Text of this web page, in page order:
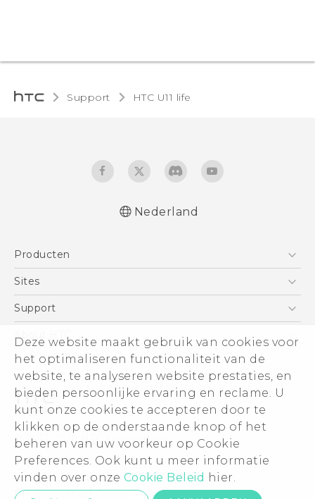
Deze website maakt gebruik van cookies voor
het optimaliseren functionaliteit van de
website, te analyseren website prestaties, en
bieden persoonlijke ervaring en reclame. U
kunt onze cookies te accepteren door te
klikken op de onderstaande knop of het
beheren van uw voorkeur op Cookie
Preferences. Ook kunt u meer informatie
vinden over onze Cookie Beleid hier.
Support HTC U11 life‎
Nederlands - Gebruikershandleiding
wettelijke voorschriften
behördliche Bestimmungen
English - Quick start guide
English - User manual
English - Safety and regulatory guide
Nederland
Producten
Telefoons
Vive
Accessoires
Sites
HTC Vive
Aan de slag
Support
Support voor eCommerce
About HTC
ESG
Informatie over het bedrijf
Voor beleggers (engels)
Cookie Preferences
Vacatures
Security and Privacy Whitepaper
© 2011-2026 HTC Corporation
Legal terms
Privacycontact:Global-Privacy@htc.com